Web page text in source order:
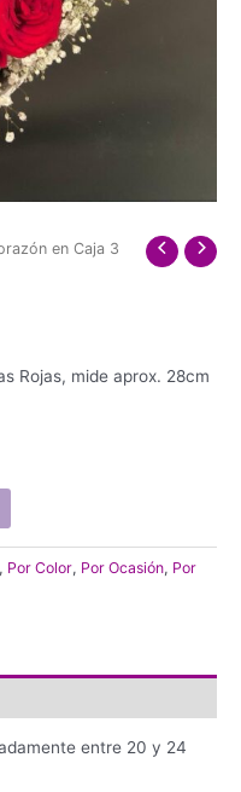
en Caja 3
Rojas, mide aprox. 28cm
, Por Color, Por Ocasión, Por
entre 20 y 24